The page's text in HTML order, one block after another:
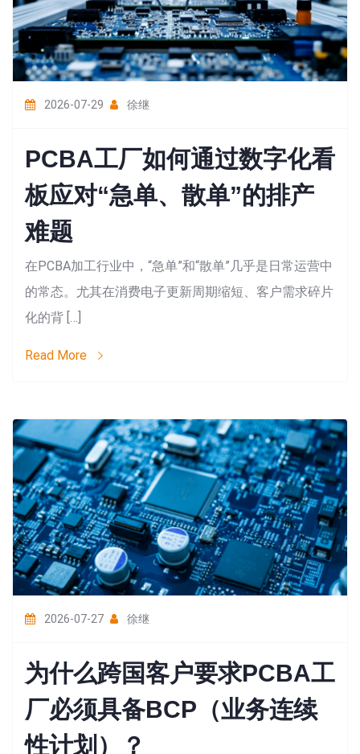
2026-07-29 徐继
PCBA工厂如何通过数字化看
板应对“急单、散单”的排产
难题
在PCBA加工行业中，“急单”和“散单”几乎是日常运营中
的常态。尤其在消费电子更新周期缩短、客户需求碎片
化的背 […]
Read More
2026-07-27 徐继
为什么跨国客户要求PCBA工
厂必须具备BCP（业务连续
性计划）？